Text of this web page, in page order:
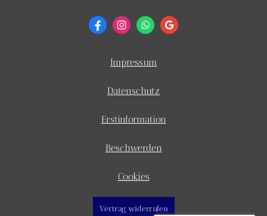
Impressum
Datenschutz
Erstinformation
Beschwerden
Cookies
Vertrag widerrufen